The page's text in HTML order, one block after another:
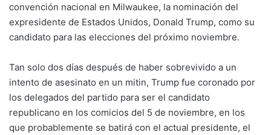
convención nacional en Milwaukee, la nominación del
expresidente de Estados Unidos, Donald Trump, como su
candidato para las elecciones del próximo noviembre.
Tan solo dos días después de haber sobrevivido a un
intento de asesinato en un mitin, Trump fue coronado por
los delegados del partido para ser el candidato
republicano en los comicios del 5 de noviembre, en los
que probablemente se batirá con el actual presidente, el